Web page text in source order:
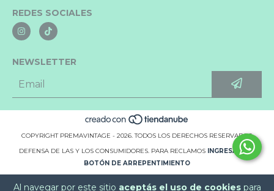
Al navegar por este sitio aceptás el uso de cookiespara
REDES SOCIALES
NEWSLETTER
COPYRIGHT PREMAVINTAGE - 2026. TODOS LOS DERECHOS RESERVADOS.
DEFENSA DE LAS Y LOS CONSUMIDORES. PARA RECLAMOS INGRESÁ ACÁ.
BOTÓN DE ARREPENTIMIENTO